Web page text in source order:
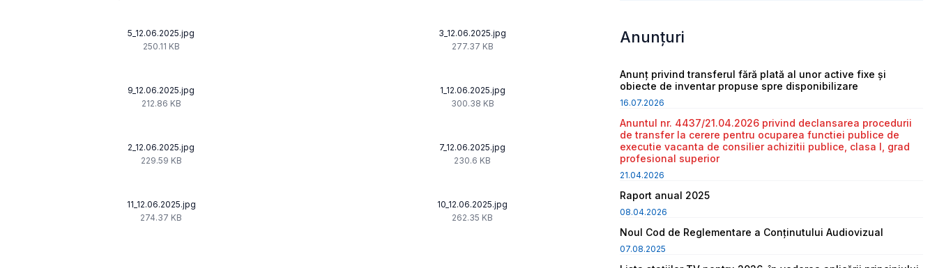
5_12.06.2025.jpg
250.11 KB
3_12.06.2025.jpg
277.37 KB
9_12.06.2025.jpg
212.86 KB
1_12.06.2025.jpg
300.38 KB
2_12.06.2025.jpg
229.59 KB
7_12.06.2025.jpg
230.6 KB
11_12.06.2025.jpg
274.37 KB
10_12.06.2025.jpg
262.35 KB
Anunțuri
Anunț privind transferul fără plată al unor active fixe și
obiecte de inventar propuse spre disponibilizare
16.07.2026
Anuntul nr. 4437/21.04.2026 privind declansarea procedurii
de transfer la cerere pentru ocuparea functiei publice de
executie vacanta de consilier achizitii publice, clasa I, grad
profesional superior
21.04.2026
Raport anual 2025
08.04.2026
Noul Cod de Reglementare a Conținutului Audiovizual
07.08.2025